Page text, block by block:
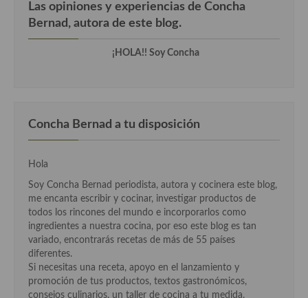
Cocina de Hawái
Cocina de Madagascar
Cocina del Congo
Cocina callejera
Cocina fusión
Cocinas de España
Cocina Andaluza
Las opiniones y experiencias de Concha
Bernad, autora de este blog.
¡HOLA!! Soy Concha
Concha Bernad a tu disposición
Hola
Soy Concha Bernad periodista, autora y cocinera este blog,
me encanta escribir y cocinar, investigar productos de
todos los rincones del mundo e incorporarlos como
ingredientes a nuestra cocina, por eso este blog es tan
variado, encontrarás recetas de más de 55 países
diferentes.
Si necesitas una receta, apoyo en el lanzamiento y
promoción de tus productos, textos gastronómicos,
consejos culinarios, un taller de cocina a tu medida,